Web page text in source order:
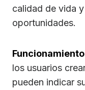
calidad de vida
oportunidades.
los usuarios
pueden indicar